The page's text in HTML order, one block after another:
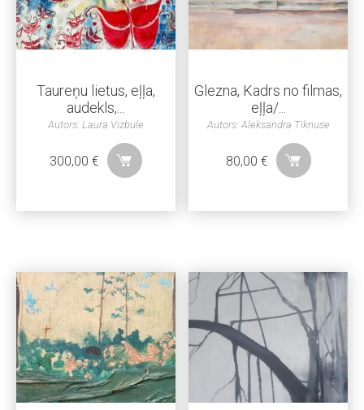
Taureņu lietus, eļļa,
audekls,...
Autors: Laura Vizbule
300,00 €
Glezna, Kadrs no filmas,
eļļa/...
Autors: Aleksandra Tiknuse
80,00 €